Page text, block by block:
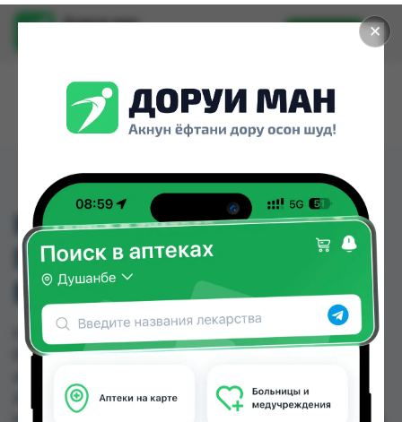
✕
Доруи ман
Установить
КРАСКА ДЛЯ ВОЛОС
ПАЛЛЕТ-RFE 3 -
БАКЛАЖАН
КРАСКА ДЛЯ ВОЛОС ПАЛЛЕТ-RFE 3 -
БАКЛАЖАН можно купить или заказать в
Аслфарм №6, Ватан №1, Ватан №2, Дору Фарм